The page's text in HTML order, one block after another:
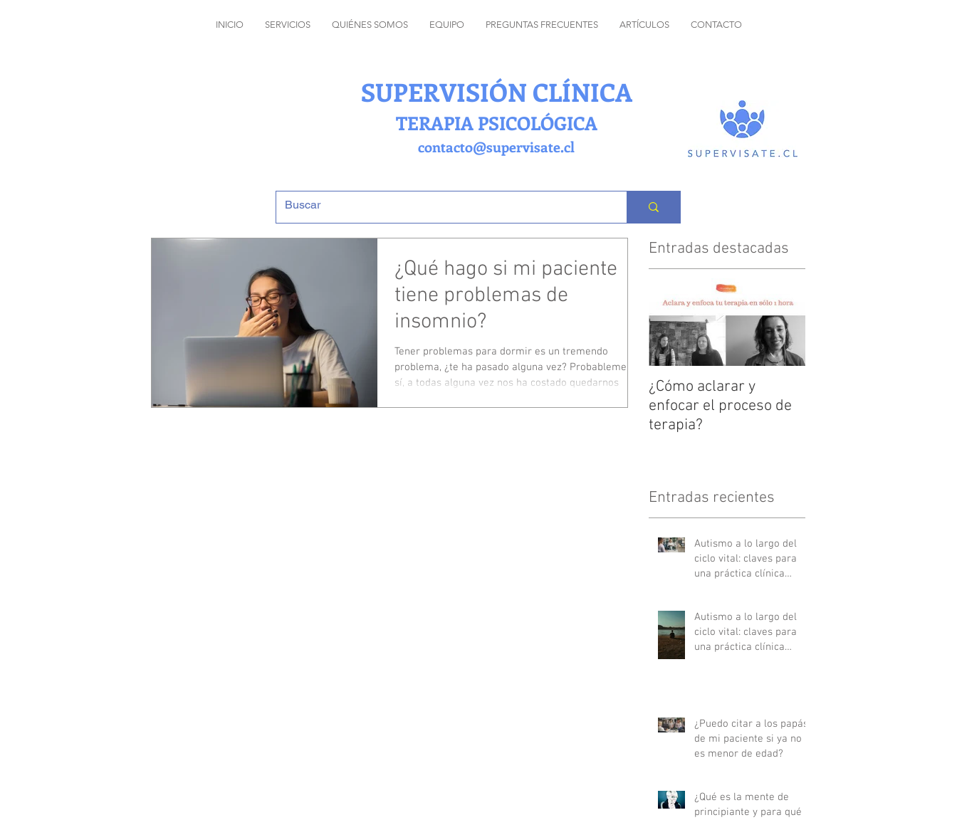
INICIO SERVICIOS QUIÉNES SOMOS EQUIPO PREGUNTAS FRECUENTES ARTÍCULOS CONTACTO
SUPERVISIÓN CLÍNICA
TERAPIA PSICOLÓGICA
contacto@supervisate.cl
¿Qué hago si mi paciente
tiene problemas de
insomnio?
Tener problemas para dormir es un tremendo
problema, ¿te ha pasado alguna vez? Probablemente
sí, a todas alguna vez nos ha costado quedarnos
Entradas destacadas
¿Cómo aclarar y
enfocar el proceso de
terapia?
Entradas recientes
Autismo a lo largo del
ciclo vital: claves para
una práctica clínica
Autismo a lo largo del
ciclo vital: claves para
una práctica clínica
¿Puedo citar a los papás
de mi paciente si ya no
es menor de edad?
¿Qué es la mente de
principiante y para qué